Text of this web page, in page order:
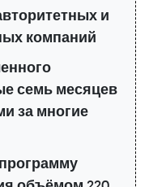
и
компаний
семь месяцев
за многие